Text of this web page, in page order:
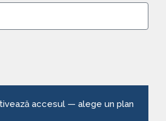
accesul — alege un plan